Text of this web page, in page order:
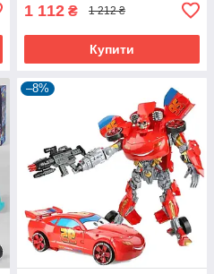
1 112 ₴ 1 212 ₴
Купити
–8%